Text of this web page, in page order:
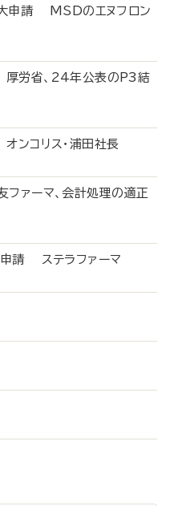
申請 MSDのエヌフロン
労省、24年公表のP3結
コリス・浦田社長
ァーマ、会計処理の適正
申請 ステラファーマ